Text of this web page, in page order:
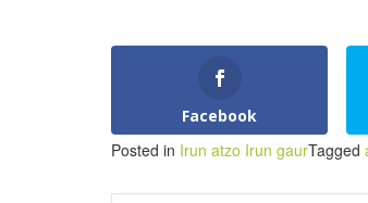
Facebook
Posted in Irun atzo Irun gaurTagged